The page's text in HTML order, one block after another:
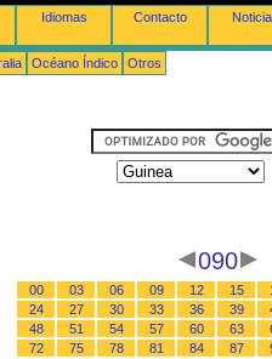
Idiomas Contacto
Océano Índico Otros
090
00 03 06 09 12 15
24
27 30 33 36 39
48
51 54 57 60 63
72
75 78 81 84 87